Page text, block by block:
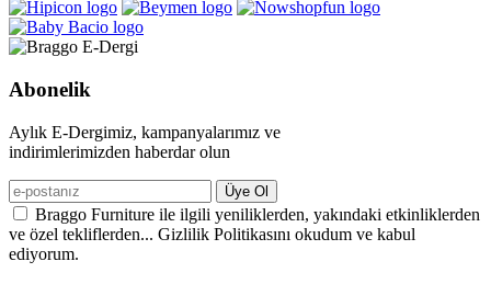
Abonelik
Aylık E-Dergimiz, kampanyalarımız ve
indirimlerimizden haberdar olun
Üye Ol
Braggo Furniture ile ilgili yeniliklerden, yakındaki etkinliklerden
ve özel tekliflerden... Gizlilik Politikasını okudum ve kabul
ediyorum.